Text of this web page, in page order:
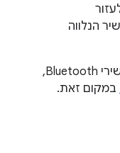
הנלווה
אם האפליקציה שלכם צריכה לסרוק מכשירי Bluetooth,
במקום זאת.